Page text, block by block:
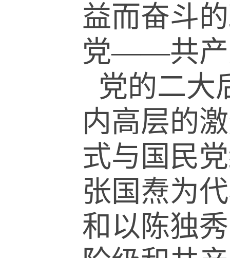
益而奋斗
党——共
党的二大
内高层的
式与国民
张国焘为
和以陈独